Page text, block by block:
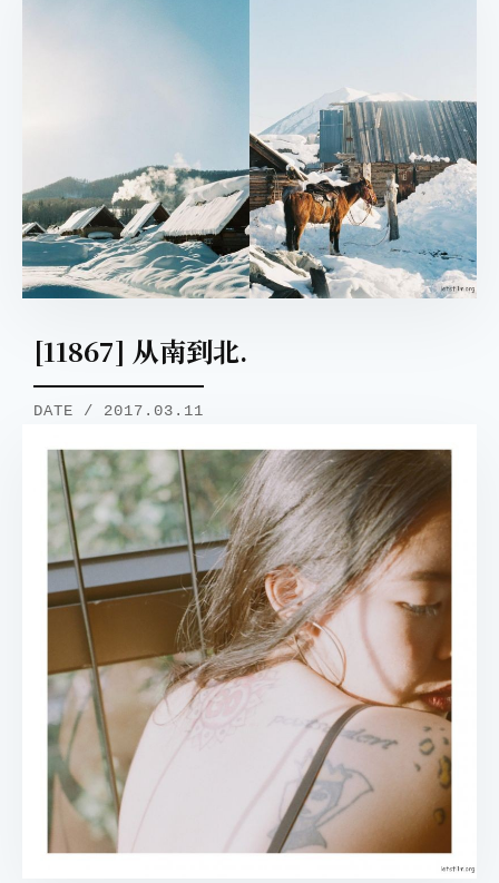
[11867] 从南到北.
DATE / 2017.03.11